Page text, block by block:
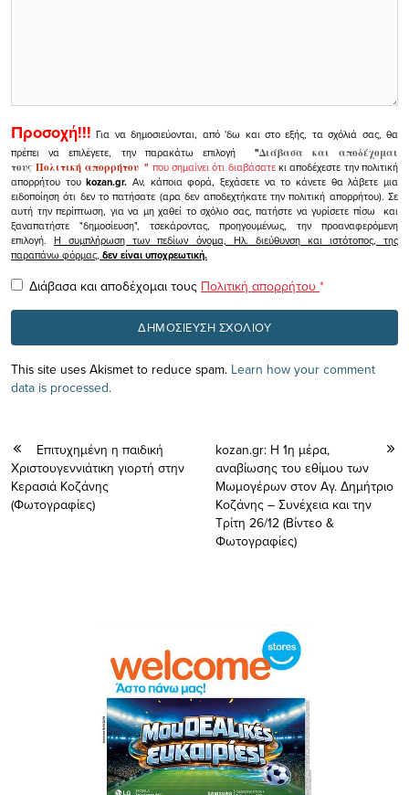
Προσοχή!!! Για να δημοσιεύονται, από 'δω και στο εξής, τα σχόλιά σας, θα
πρέπει να επιλέγετε, την παρακάτω επιλογή
"Διάβασα και αποδέχομαι
τουςΠολιτική απορρήτου" που σημαίνει ότι διαβάσατεκι αποδέχεστε την πολιτική
απορρήτου τουkozan.gr. Αν, κάποια φορά, ξεχάσετε να το κάνετε θα λάβετε μια
ειδοποίηση ότι δεν το πατήσατε (αρα δεν αποδεχτήκατε την πολιτική απορρήτου). Σε
αυτή την περίπτωση, για να μη χαθεί το σχόλιο σας, πατήστε να γυρίσετε πίσω και
ξαναπατήστε "δημοσίευση", τσεκάροντας, προηγουμένως, την προαναφερόμενη
επιλογή.Η συμπλήρωση των πεδίων όνομα, Ηλ. διεύθυνση και ιστότοπος, της
παραπάνω φόρμας, δεν είναι υποχρεωτική.
Διάβασα και αποδέχομαι τους Πολιτική απορρήτου *
This site uses Akismet to reduce spam. Learn how your comment
data is processed.
Επιτυχημένη η παιδική
Χριστουγεννιάτικη γιορτή στην
Κερασιά Κοζάνης
(Φωτογραφίες)
kozan.gr: Η 1η μέρα,
αναβίωσης του εθίμου των
Μωμογέρων στον Αγ. Δημήτριο
Κοζάνης – Συνέχεια και την
Τρίτη 26/12 (Βίντεο &
Φωτογραφίες)